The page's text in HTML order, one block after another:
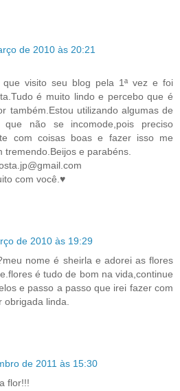
de 2010 às 20:21
visito seu blog pela 1ª vez e foi
é muito lindo e percebo que é
também.Estou utilizando algumas de
que não se incomode,pois preciso
com coisas boas e fazer isso me
tremendo.Beijos e parabéns.
com você.♥
de 2010 às 19:29
nome é sheirla e adorei as flores
é tudo de bom na vida,continue
e passo a passo que irei fazer com
obrigada linda.
de 2011 às 15:30
flor!!!